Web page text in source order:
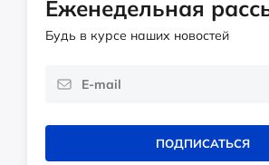
Еженедельная
Будь в курсе наших новостей
ПОДПИСАТЬСЯ